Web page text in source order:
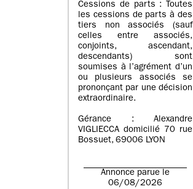
Cessions de parts : Toutes
les cessions de parts à des
tiers non associés (sauf
celles entre associés,
conjoints, ascendant,
descendants) sont
soumises à l’agrément d’un
ou plusieurs associés se
prononçant par une décision
extraordinaire.
Gérance : Alexandre
VIGLIECCA domicilié 70 rue
Bossuet, 69006 LYON
Annonce parue le
06/08/2026